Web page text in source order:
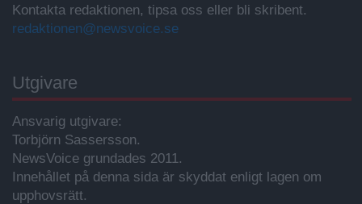
Kontakta redaktionen, tipsa oss eller bli skribent.
redaktionen@newsvoice.se
Utgivare
Ansvarig utgivare:
Torbjörn Sassersson.
NewsVoice grundades 2011.
Innehållet på denna sida är skyddat enligt lagen om
upphovsrätt.